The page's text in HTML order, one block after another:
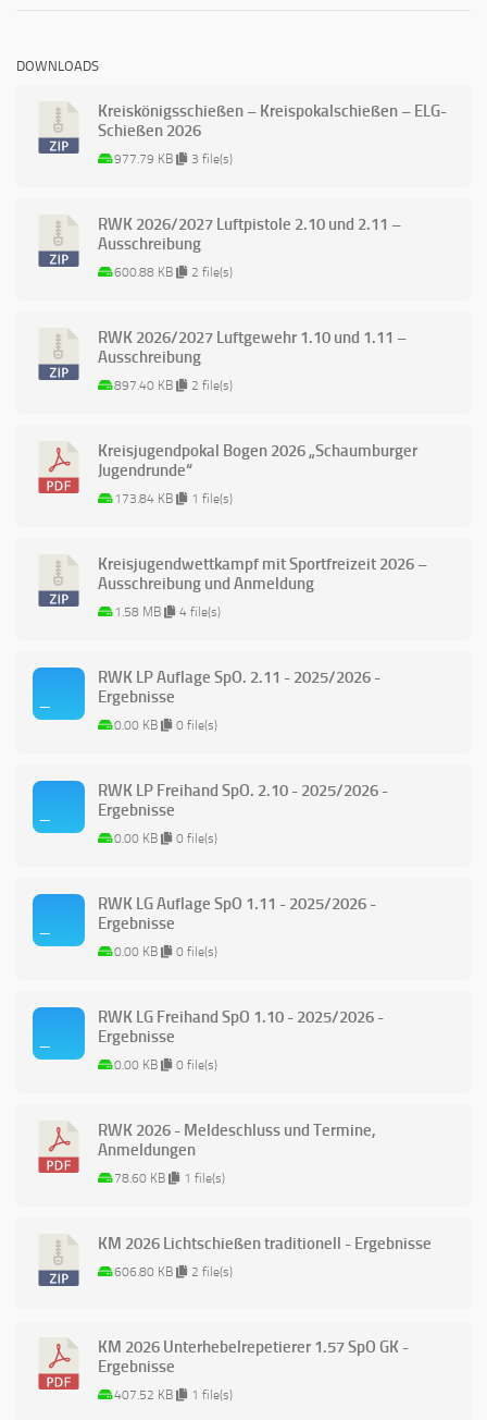
DOWNLOADS
Kreiskönigsschießen – Kreispokalschießen – ELG-
Schießen 2026
977.79 KB 3 file(s)
RWK 2026/2027 Luftpistole 2.10 und 2.11 –
Ausschreibung
600.88 KB 2 file(s)
RWK 2026/2027 Luftgewehr 1.10 und 1.11 –
Ausschreibung
897.40 KB 2 file(s)
Kreisjugendpokal Bogen 2026 „Schaumburger
Jugendrunde“
173.84 KB 1 file(s)
Kreisjugendwettkampf mit Sportfreizeit 2026 –
Ausschreibung und Anmeldung
1.58 MB 4 file(s)
RWK LP Auflage SpO. 2.11 - 2025/2026 -
Ergebnisse
0.00 KB 0 file(s)
RWK LP Freihand SpO. 2.10 - 2025/2026 -
Ergebnisse
0.00 KB 0 file(s)
RWK LG Auflage SpO 1.11 - 2025/2026 -
Ergebnisse
0.00 KB 0 file(s)
RWK LG Freihand SpO 1.10 - 2025/2026 -
Ergebnisse
0.00 KB 0 file(s)
RWK 2026 - Meldeschluss und Termine,
Anmeldungen
78.60 KB 1 file(s)
KM 2026 Lichtschießen traditionell - Ergebnisse
606.80 KB 2 file(s)
KM 2026 Unterhebelrepetierer 1.57 SpO GK -
Ergebnisse
407.52 KB 1 file(s)